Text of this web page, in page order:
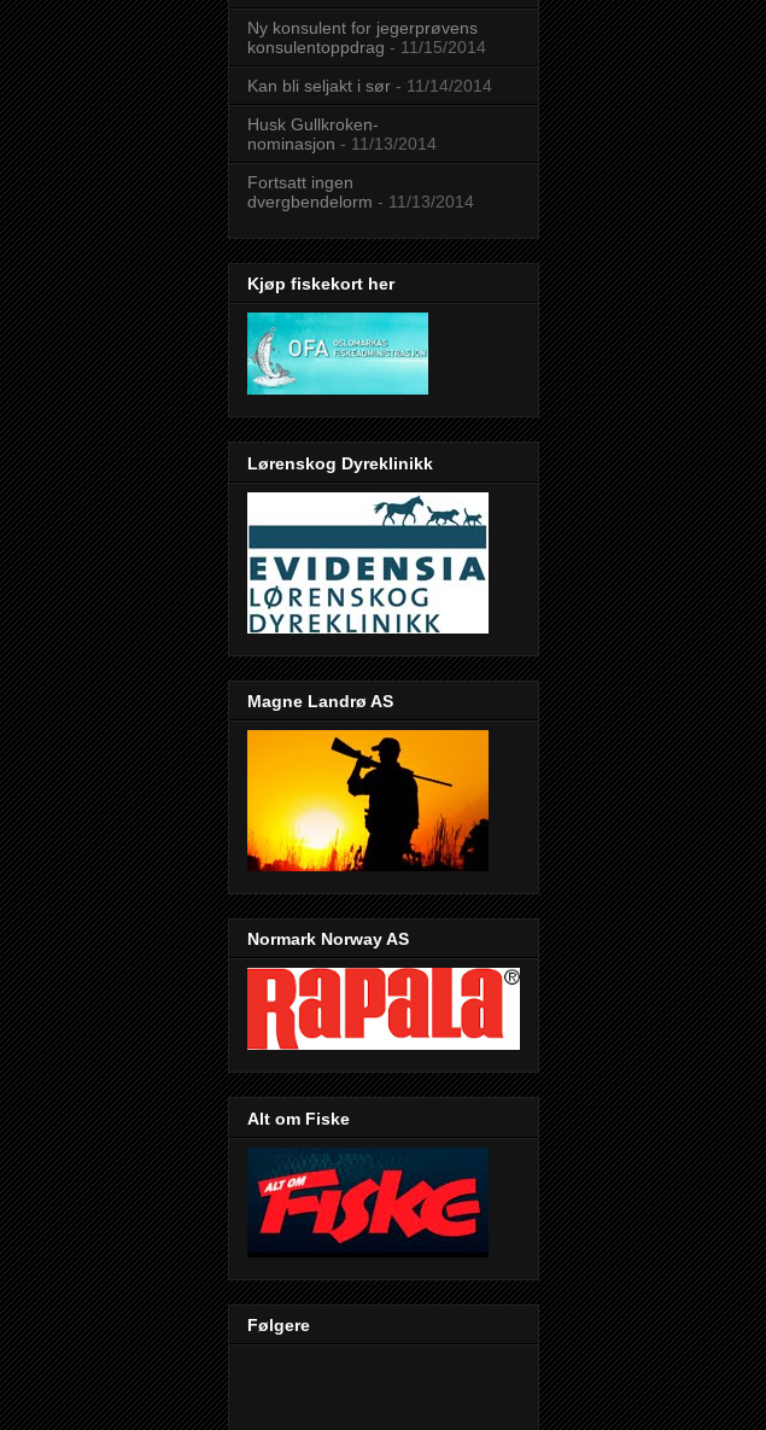
Ny konsulent for jegerprøvens
konsulentoppdrag - 11/15/2014
Kan bli seljakt i sør - 11/14/2014
Husk Gullkroken-
nominasjon - 11/13/2014
Fortsatt ingen
dvergbendelorm - 11/13/2014
Kjøp fiskekort her
Lørenskog Dyreklinikk
Magne Landrø AS
Normark Norway AS
Alt om Fiske
Følgere